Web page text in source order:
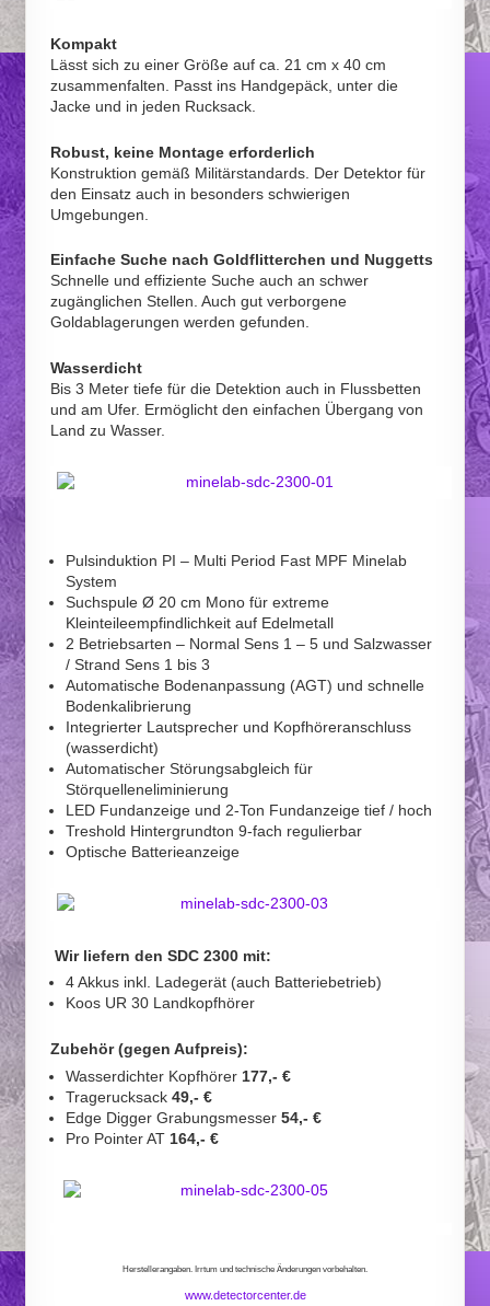
Kompakt
Lässt sich zu einer Größe auf ca. 21 cm x 40 cm
zusammenfalten. Passt ins Handgepäck, unter die
Jacke und in jeden Rucksack.
Robust, keine Montage erforderlich
Konstruktion gemäß Militärstandards. Der Detektor für
den Einsatz auch in besonders schwierigen
Umgebungen.
Einfache Suche nach Goldflitterchen und Nuggetts
Schnelle und effiziente Suche auch an schwer
zugänglichen Stellen. Auch gut verborgene
Goldablagerungen werden gefunden.
Wasserdicht
Bis 3 Meter tiefe für die Detektion auch in Flussbetten
und am Ufer. Ermöglicht den einfachen Übergang von
Land zu Wasser.
Pulsinduktion PI – Multi Period Fast MPF Minelab
System
Suchspule Ø 20 cm Mono für extreme
Kleinteileempfindlichkeit auf Edelmetall
2 Betriebsarten – Normal Sens 1 – 5 und Salzwasser
/ Strand Sens 1 bis 3
Automatische Bodenanpassung (AGT) und schnelle
Bodenkalibrierung
Integrierter Lautsprecher und Kopfhöreranschluss
(wasserdicht)
Automatischer Störungsabgleich für
Störquelleneliminierung
LED Fundanzeige und 2-Ton Fundanzeige tief / hoch
Treshold Hintergrundton 9-fach regulierbar
Optische Batterieanzeige
Wir liefern den SDC 2300 mit:
4 Akkus inkl. Ladegerät (auch Batteriebetrieb)
Koos UR 30 Landkopfhörer
Zubehör (gegen Aufpreis):
Wasserdichter Kopfhörer 177,- €
Tragerucksack49,- €
Edge Digger Grabungsmesser54,- €
Pro Pointer AT 164,- €
Herstellerangaben. Irrtum und technische Änderungen vorbehalten.
www.detectorcenter.de